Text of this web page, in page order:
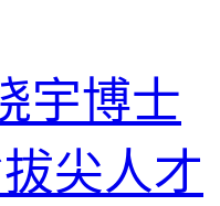
宇博士
尖人才